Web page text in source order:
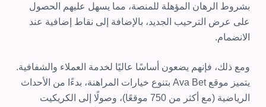
بشروط الرهان المؤهلة للمنصة، مما يسهل عليهم الحصول
على عرض الترحيب الجديد، بالإضافة إلى نقاط إضافية عند
الانضمام.
ومع ذلك، فإنهم يضعون أساسًا عاليًا لخدمة العملاء والشفافية.
يتميز موقع Ava Bet بتنوع خيارات المراهنة، بدءًا من الأحداث
الرياضية (مع أكثر من 750 موقعًا)، وصولًا إلى الكريكيت